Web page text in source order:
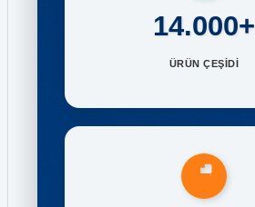
14.000+
ÜRÜN ÇEŞİDİ